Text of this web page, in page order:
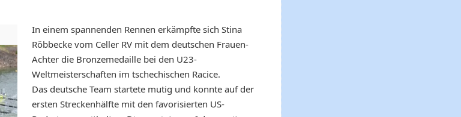
In einem spannenden Rennen erkämpfte sich Stina
Röbbecke vom Celler RV mit dem deutschen Frauen-
Achter die Bronzemedaille bei den U23-
Weltmeisterschaften im tschechischen Racice.
Das deutsche Team startete mutig und konnte auf der
ersten Streckenhälfte mit den favorisierten US-